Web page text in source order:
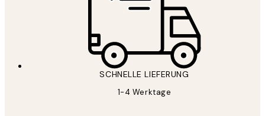
SCHNELLE LIEFERUNG
1-4 Werktage